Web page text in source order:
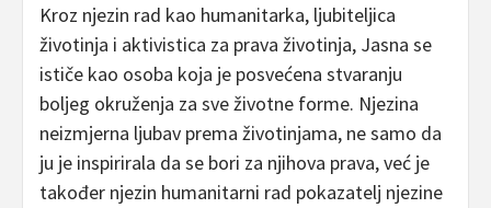
Kroz njezin rad kao humanitarka, ljubiteljica
životinja i aktivistica za prava životinja, Jasna se
ističe kao osoba koja je posvećena stvaranju
boljeg okruženja za sve životne forme. Njezina
neizmjerna ljubav prema životinjama, ne samo da
ju je inspirirala da se bori za njihova prava, već je
također njezin humanitarni rad pokazatelj njezine